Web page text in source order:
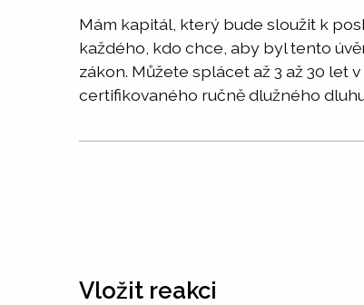
Mám kapitál, který bude sloužit k
každého, kdo chce, aby byl tento
zákon. Můžete splácet až 3 až 30 let
certifikovaného ručně dlužného
Vložit reakci